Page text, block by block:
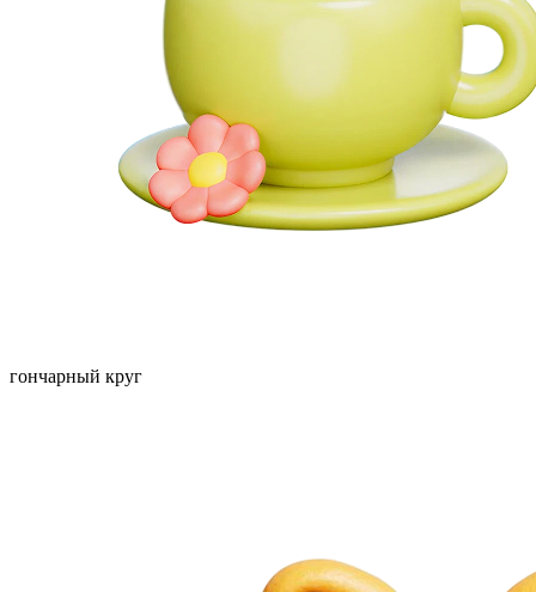
гончарный круг